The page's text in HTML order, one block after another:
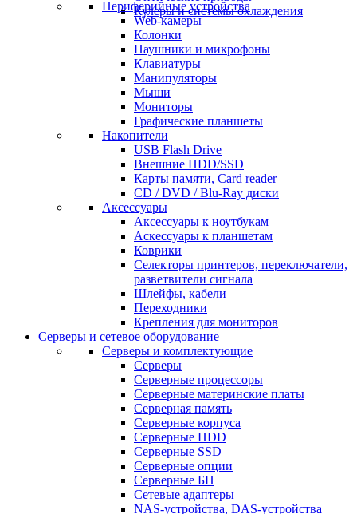
Кулеры и системы охлаждения
Периферийные устройства
Web-камеры
Колонки
Наушники и микрофоны
Клавиатуры
Манипуляторы
Мыши
Мониторы
Графические планшеты
Накопители
USB Flash Drive
Внешние HDD/SSD
Карты памяти, Card reader
CD / DVD / Blu-Ray диски
Аксессуары
Аксессуары к ноутбукам
Аскессуары к планшетам
Коврики
Селекторы принтеров, переключатели,
разветвители сигнала
Шлейфы, кабели
Переходники
Крепления для мониторов
Серверы и сетевое оборудование
Серверы и комплектующие
Серверы
Серверные процессоры
Серверные материнские платы
Серверная память
Серверные корпуса
Серверные HDD
Серверные SSD
Серверные опции
Серверные БП
Сетевые адаптеры
NAS-устройства, DAS-устройства